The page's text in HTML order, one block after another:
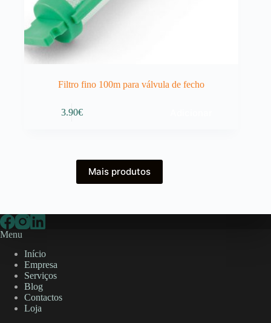
Filtro fino 100m para válvula de fecho
3.90€
Mais produtos
Menu
Início
Empresa
Serviços
Blog
Contactos
Loja